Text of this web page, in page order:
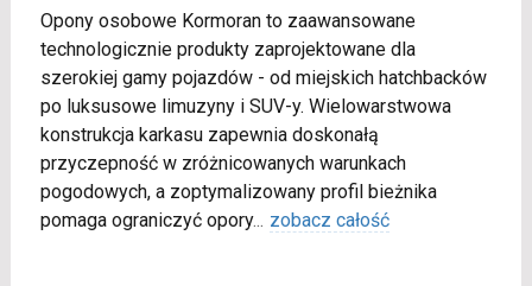
Opony osobowe Kormoran to zaawansowane
technologicznie produkty zaprojektowane dla
szerokiej gamy pojazdów - od miejskich hatchbacków
po luksusowe limuzyny i SUV-y. Wielowarstwowa
konstrukcja karkasu zapewnia doskonałą
przyczepność w zróżnicowanych warunkach
pogodowych, a zoptymalizowany profil bieżnika
pomaga ograniczyć opory... zobacz całość